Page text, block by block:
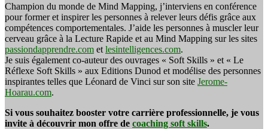
Champion du monde de Mind Mapping, j’interviens en conférence
pour former et inspirer les personnes à relever leurs défis grâce aux
compétences comportementales. J’aide les personnes à muscler leur
cerveau grâce à la Lecture Rapide et au Mind Mapping sur les sites
passiondapprendre.com et lesintelligences.com.
Je suis également co-auteur des ouvrages « Soft Skills » et « Le
Réflexe Soft Skills » aux Editions Dunod et modélise des personnes
inspirantes telles que Léonard de Vinci sur son site Jerome-
Hoarau.com.
Si vous souhaitez booster votre carrière professionnelle, je vous
invite à découvrir mon offre de coaching soft skills.